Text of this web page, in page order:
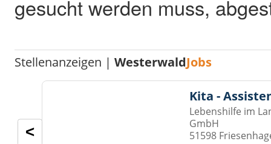
gesucht werden muss,
Stellenanzeigen |WesterwaldJobs
Kita -
Lebenshilfe im
GmbH
51598
<